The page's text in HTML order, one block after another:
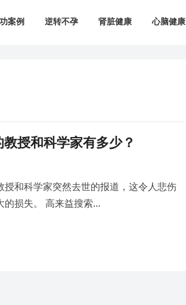
案例 逆转不孕 肾脏健康 心脑健康
授和科学家有多少？
和科学家突然去世的报道，这令人悲伤
的损失。 高来益搜索…